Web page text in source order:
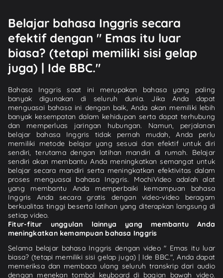
Belajar bahasa Inggris secara
efektif dengan " Emas itu luar
biasa? (tetapi memiliki sisi gelap
juga) | Ide BBC."
Bahasa Inggris saat ini merupakan bahasa yang paling
banyak digunakan di seluruh dunia. Jika Anda dapat
menguasai bahasa ini dengan baik, Anda akan memiliki lebih
banyak kesempatan dalam kehidupan serta dapat terhubung
dan memperluas jaringan hubungan. Namun, perjalanan
belajar bahasa Inggris tidak pernah mudah, Anda perlu
memiliki metode belajar yang sesuai dan efektif untuk diri
sendiri, terutama dengan latihan mandiri di rumah. Belajar
sendiri akan membantu Anda meningkatkan semangat untuk
belajar secara mandiri serta meningkatkan efektivitas dalam
proses menguasai bahasa Inggris. MochiVideo adalah alat
yang membantu Anda memperbaiki kemampuan bahasa
Inggris Anda secara gratis dengan video-video beragam
berkualitas tinggi beserta latihan yang diterapkan langsung di
setiap video.
Fitur-fitur unggulan lainnya yang membantu Anda
meningkatkan kemampuan bahasa Inggris
Selama belajar bahasa Inggris dengan video " Emas itu luar
biasa? (tetapi memiliki sisi gelap juga) | Ide BBC.", Anda dapat
memeriksa dan membaca ulang seluruh transkrip dari audio
dengan menekan tombol keyboard di bagian bawah video.